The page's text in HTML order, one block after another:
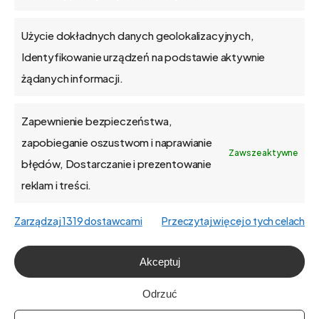
Użycie dokładnych danych geolokalizacyjnych,
Identyfikowanie urządzeń na podstawie aktywnie
żądanych informacji.
Zapewnienie bezpieczeństwa,
zapobieganie oszustwom i naprawianie
błędów, Dostarczanie i prezentowanie
reklam i treści.
Zawsze aktywne
Zarządzaj 1319 dostawcami Przeczytaj więcej o tych celach
Akceptuj
Odrzuć
Wróć do poprzedniej strony
programpod
potrzeby
klientów.Wszystkodzięki
technologiilow-code.